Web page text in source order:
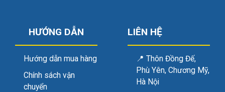
HƯỚNG DẪN
Hướng dẫn mua hàng
Chính sách vận
chuyển
LIÊN HỆ
📍 Thôn Đồng Đế,
Phù Yên, Chương Mỹ,
Hà Nội